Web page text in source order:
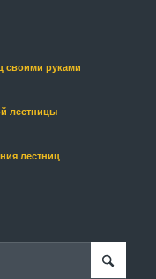
своими руками
лестницы
лестниц